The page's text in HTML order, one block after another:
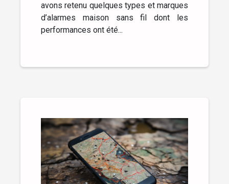
avons retenu quelques types et marques
d’alarmes maison sans fil dont les
performances ont été...